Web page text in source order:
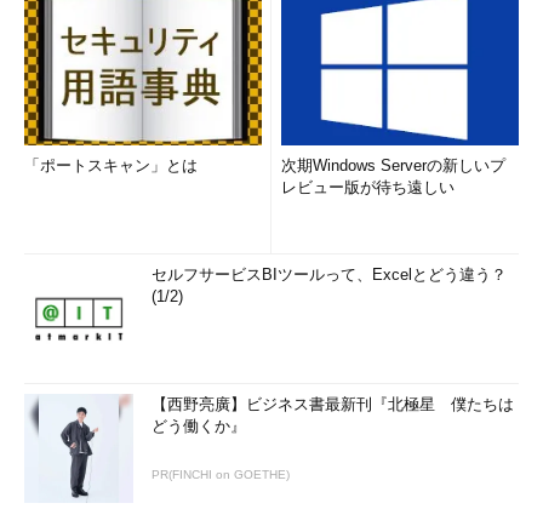
（3）ここにあるファイルは、32bit版のWindo
ws 7 Ultimate Editionの%windir%\SYSTEM32フ
ォルダにあるものとほぼ同じ。前述のいくつかのD
LLファイルのみが異なる。
WOW64ではこのように、32bit版のWindowsコンポーネント
しているということになる。
例えば、このSYSWOW64フォルダの中にあるメモ帳
ート］メニューからメモ帳を起動すると通常は64bit版のメモ帳
が起動するが、SYSWOW64フォルダの中にあるnotepad.exeを
実行すると、32bit版のメモ帳が実行される。この様子はタス
ク・マネージャの［プロセス］タブで確認できる。
「ポートスキャン」とは
次期Windows Serverの新しいプ
レビュー版が待ち遠しい
セルフサービスBIツールって、Excelとどう違う？
(1/2)
【西野亮廣】ビジネス書最新刊『北極星 僕たちは
どう働くか』
PR(FINCHI on GOETHE)